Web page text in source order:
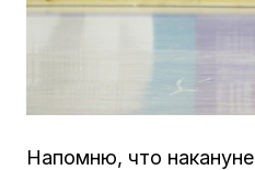
Напомню, что